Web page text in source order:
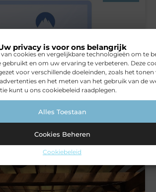
privacy is voor ons belangrijk
cookies en vergelijkbare technologieën om te
gebruikt en om uw ervaring te verbeteren. Deze
voor verschillende doeleinden, zoals het tonen
en het meten van het gebruik van de
kunt u ons cookiebeleid raadplegen.
Alles Toestaan
Cookies Beheren
Cookiebeleid
op elke locatie